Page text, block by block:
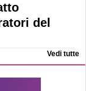
del
Vedi tutte